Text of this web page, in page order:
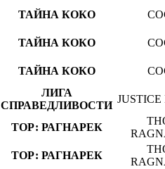
ТАЙНА КОКО
ТАЙНА КОКО
ТАЙНА КОКО
ЛИГА
СПРАВЕДЛИВОСТИ
ТОР: РАГНАРЕК
ТОР: РАГНАРЕК